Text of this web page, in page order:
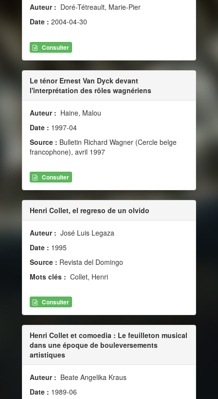
Auteur : Doré-Tétreault, Marie-Pier
Date : 2004-04-30
Consulter
Le ténor Ernest Van Dyck devant
l'interprétation des rôles wagnériens
Auteur : Haine, Malou
Date : 1997-04
Source : Bulletin Richard Wagner (Cercle belge
francophone), avril 1997
Consulter
Henri Collet, el regreso de un olvido
Auteur : José Luis Legaza
Date : 1995
Source : Revista del Domingo
Mots clés : Collet, Henri
Consulter
Henri Collet et comoedia : Le feuilleton musical
dans une époque de bouleversements
artistiques
Auteur : Beate Angelika Kraus
Date : 1989-06